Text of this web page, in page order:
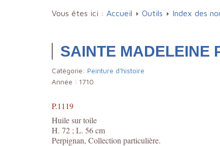
Vous êtes ici : Accueil Outils Index des
SAINTE MADELEINE
Catégorie: Peinture d'histoire
Année : 1710
P.1119
Huile sur toile
H. 72 ; L. 56 cm
Perpignan, Collection particulière.